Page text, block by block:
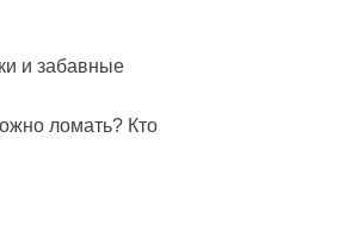
и забавные
ломать? Кто